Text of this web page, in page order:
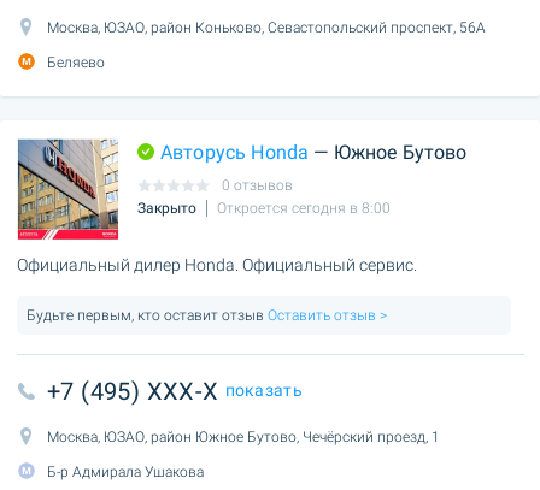
Москва, ЮЗАО, район Коньково, Севастопольский проспект, 56А
Беляево
Авторусь Honda — Южное Бутово
0 отзывов
Закрыто
Откроется сегодня в 8:00
Официальный дилер Honda. Официальный сервис.
Будьте первым, кто оставит отзыв Оставить отзыв >
+7 (495) XXX-X показать
Москва, ЮЗАО, район Южное Бутово, Чечёрский проезд, 1
Б-р Адмирала Ушакова